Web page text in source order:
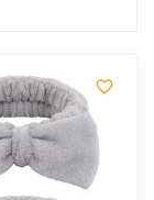
